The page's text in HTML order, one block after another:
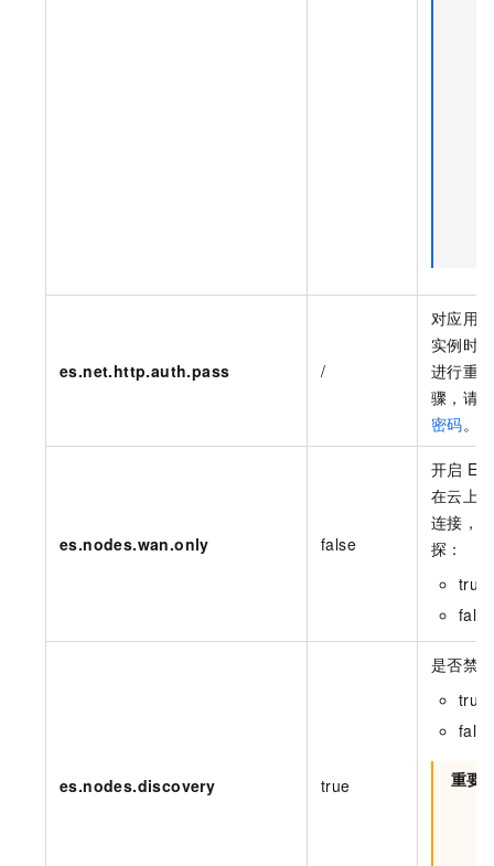
es.net.http.auth.pass /
对应用
实例时
进行重
骤，请
密码。
es.nodes.wan.only false
开启
在云上
连接，
探：
true
es.nodes.discovery true
是否禁
true
重要